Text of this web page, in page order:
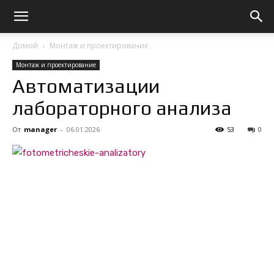
Домой Монтаж и проектирование
Монтаж и проектирование
Автоматизации
лабораторного анализа
От manager - 06.01.2026 0
53